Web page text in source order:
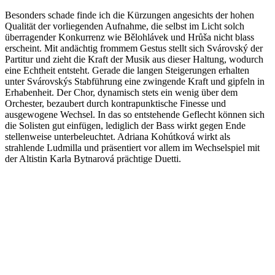
Besonders schade finde ich die Kürzungen angesichts der hohen
Qualität der vorliegenden Aufnahme, die selbst im Licht solch
überragender Konkurrenz wie Bělohlávek und Hrůša nicht blass
erscheint. Mit andächtig frommem Gestus stellt sich Svárovský der
Partitur und zieht die Kraft der Musik aus dieser Haltung, wodurch
eine Echtheit entsteht. Gerade die langen Steigerungen erhalten
unter Svárovskýs Stabführung eine zwingende Kraft und gipfeln in
Erhabenheit. Der Chor, dynamisch stets ein wenig über dem
Orchester, bezaubert durch kontrapunktische Finesse und
ausgewogene Wechsel. In das so entstehende Geflecht können sich
die Solisten gut einfügen, lediglich der Bass wirkt gegen Ende
stellenweise unterbeleuchtet. Adriana Kohútková wirkt als
strahlende Ludmilla und präsentiert vor allem im Wechselspiel mit
der Altistin Karla Bytnarová prächtige Duetti.